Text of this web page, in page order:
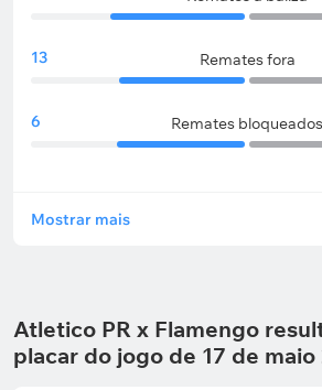
13 Remates fora
6 Remates bloqueados
Mostrar mais
Atletico PR x Flamengo
placar do jogo de 17 de maio